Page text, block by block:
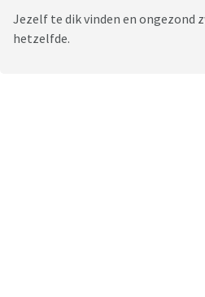
Jezelf te dik vinden en ongezond
hetzelfde.